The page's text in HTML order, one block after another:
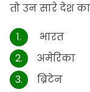
तो उन सारे देश
भारत
अमेरिका
ब्रिटेन